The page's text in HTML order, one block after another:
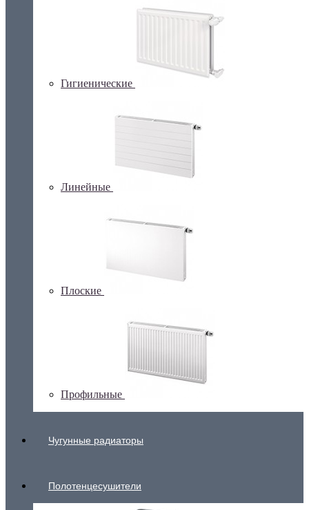
Гигиенические
Линейные
Плоские
Профильные
Чугунные радиаторы
Полотенцесушители